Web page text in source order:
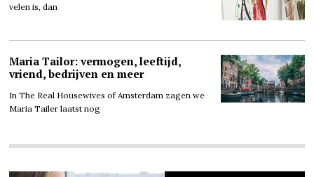
velen is, dan
Maria Tailor: vermogen, leeftijd,
vriend, bedrijven en meer
In The Real Housewives of Amsterdam zagen we
Maria Tailer laatst nog